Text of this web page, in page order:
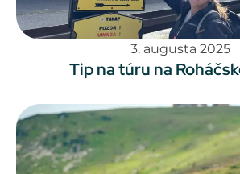
3. augusta 2025
Tip na túru na